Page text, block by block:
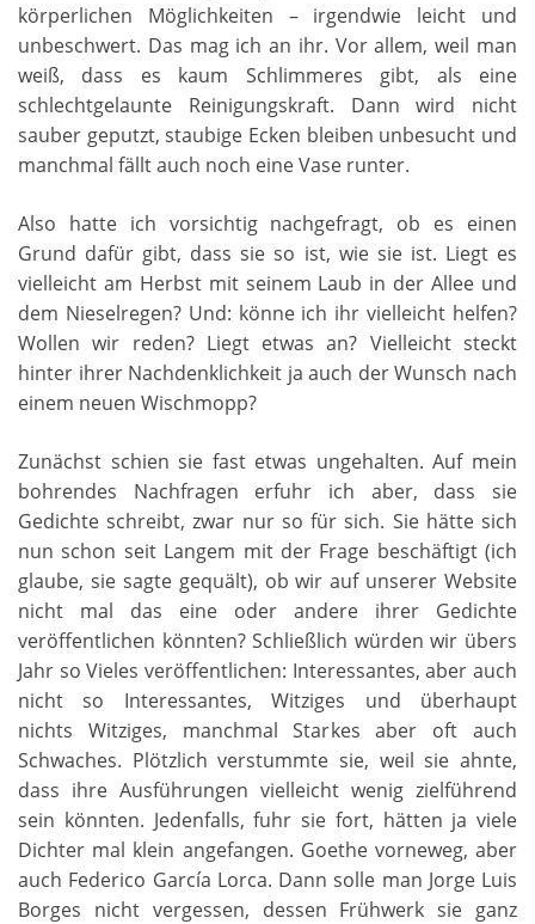
körperlichen Möglichkeiten – irgendwie leicht und
unbeschwert. Das mag ich an ihr. Vor allem, weil man
weiß, dass es kaum Schlimmeres gibt, als eine
schlechtgelaunte Reinigungskraft. Dann wird nicht
sauber geputzt, staubige Ecken bleiben unbesucht und
manchmal fällt auch noch eine Vase runter.
Also hatte ich vorsichtig nachgefragt, ob es einen
Grund dafür gibt, dass sie so ist, wie sie ist. Liegt es
vielleicht am Herbst mit seinem Laub in der Allee und
dem Nieselregen? Und: könne ich ihr vielleicht helfen?
Wollen wir reden? Liegt etwas an? Vielleicht steckt
hinter ihrer Nachdenklichkeit ja auch der Wunsch nach
einem neuen Wischmopp?
Zunächst schien sie fast etwas ungehalten. Auf mein
bohrendes Nachfragen erfuhr ich aber, dass sie
Gedichte schreibt, zwar nur so für sich. Sie hätte sich
nun schon seit Langem mit der Frage beschäftigt (ich
glaube, sie sagte gequält), ob wir auf unserer Website
nicht mal das eine oder andere ihrer Gedichte
veröffentlichen könnten? Schließlich würden wir übers
Jahr so Vieles veröffentlichen: Interessantes, aber auch
nicht so Interessantes, Witziges und überhaupt
nichts Witziges, manchmal Starkes aber oft auch
Schwaches. Plötzlich verstummte sie, weil sie ahnte,
dass ihre Ausführungen vielleicht wenig zielführend
sein könnten. Jedenfalls, fuhr sie fort, hätten ja viele
Dichter mal klein angefangen. Goethe vorneweg, aber
auch Federico García Lorca. Dann solle man Jorge Luis
Borges nicht vergessen, dessen Frühwerk sie ganz